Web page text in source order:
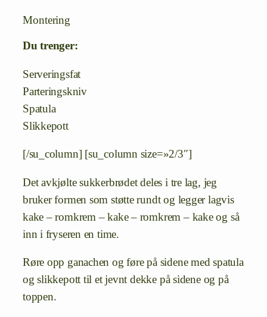
Montering
Du trenger:
Serveringsfat
Parteringskniv
Spatula
Slikkepott
[/su_column] [su_column size=»2/3″]
Det avkjølte sukkerbrødet deles i tre lag, jeg
bruker formen som støtte rundt og legger lagvis
kake – romkrem – kake – romkrem – kake og så
inn i fryseren en time.
Røre opp ganachen og føre på sidene med spatula
og slikkepott til et jevnt dekke på sidene og på
toppen.